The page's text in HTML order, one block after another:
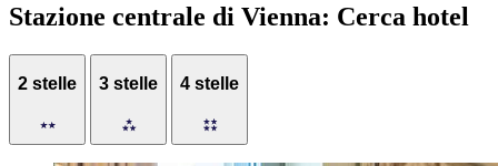
Stazione centrale di Vienna: Cerca hotel
2 stelle 3 stelle 4 stelle